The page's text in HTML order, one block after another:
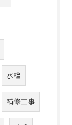
水栓
補修工事